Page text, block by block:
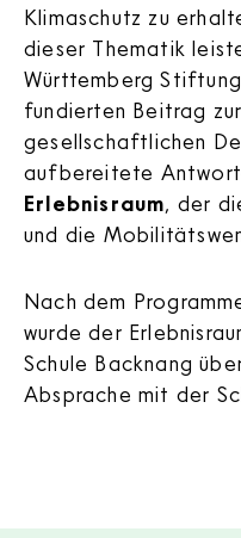
Klimaschutz zu
dieser Thematik
Württemberg
fundierten Beitrag
gesellschaftlichen
aufbereitete
Erlebnisraum, der
und die
Nach dem
wurde der
Schule Backnang
Absprache mit der